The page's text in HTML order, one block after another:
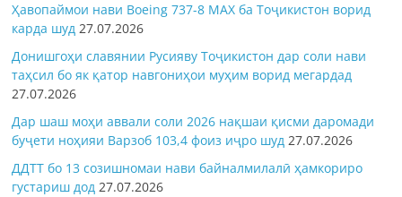
Ҳавопаймои нави Boeing 737-8 MAX ба Тоҷикистон ворид
карда шуд 27.07.2026
Донишгоҳи славянии Русияву Тоҷикистон дар соли нави
таҳсил бо як қатор навгониҳои муҳим ворид мегардад
27.07.2026
Дар шаш моҳи аввали соли 2026 нақшаи қисми даромади
буҷети ноҳияи Варзоб 103,4 фоиз иҷро шуд 27.07.2026
ДДТТ бо 13 созишномаи нави байналмилалӣ ҳамкориро
густариш дод 27.07.2026